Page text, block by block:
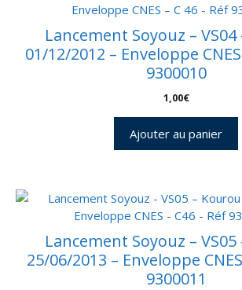
Lancement Soyouz –
01/12/2012 – Enveloppe
9300010
1,00€
Ajouter au panier
Lancement Soyouz –
25/06/2013 – Enveloppe
9300011